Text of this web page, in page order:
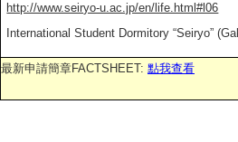
http://www.seiryo-u.ac.jp/en/life.html#l06
International Student Dormitory “Seiryo”
最新申請簡章FACTSHEET: 點我查看